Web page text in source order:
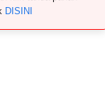
DISINI